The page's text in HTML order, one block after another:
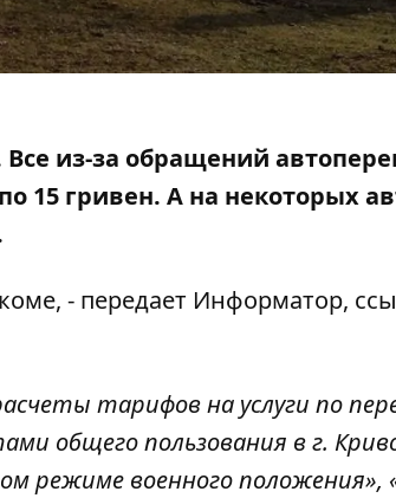
из-за обращений
15 гривен. А на некоторых
, - передает Информатор,
тарифов на услуги по
общего пользования в г.
режиме военного